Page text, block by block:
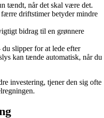
tændt, når det skal være det.
driftstimer betyder mindre
bidrag til en grønnere
du slipper for at lede efter
kan tænde automatisk, når du
investering, tjener den sig ofte